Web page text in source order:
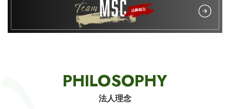
PHILOSOPHY
法人理念